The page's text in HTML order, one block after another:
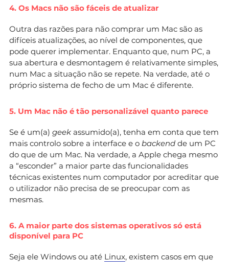
4. Os Macs não são fáceis de atualizar
Outra das razões para não comprar um Mac são as
difíceis atualizações, ao nível de componentes, que
pode querer implementar. Enquanto que, num PC, a
sua abertura e desmontagem é relativamente simples,
num Mac a situação não se repete. Na verdade, até o
próprio sistema de fecho de um Mac é diferente.
5. Um Mac não é tão personalizável quanto parece
Se é um(a) geek assumido(a), tenha em conta que tem
mais controlo sobre a interface e o backend de um PC
do que de um Mac. Na verdade, a Apple chega mesmo
a “esconder” a maior parte das funcionalidades
técnicas existentes num computador por acreditar que
o utilizador não precisa de se preocupar com as
mesmas.
6. A maior parte dos sistemas operativos só está
disponível para PC
Seja ele Windows ou até Linux, existem casos em que